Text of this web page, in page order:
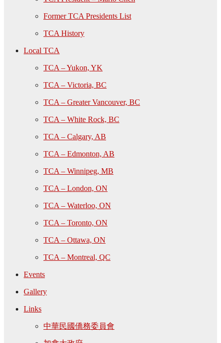
Former TCA Presidents List
TCA History
Local TCA
TCA – Yukon, YK
TCA – Victoria, BC
TCA – Greater Vancouver, BC
TCA – White Rock, BC
TCA – Calgary, AB
TCA – Edmonton, AB
TCA – Winnipeg, MB
TCA – London, ON
TCA – Waterloo, ON
TCA – Toronto, ON
TCA – Ottawa, ON
TCA – Montreal, QC
Events
Gallery
Links
中華民國僑務委員會